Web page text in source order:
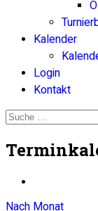
Kalender
Login
Kontakt
Nach Monat